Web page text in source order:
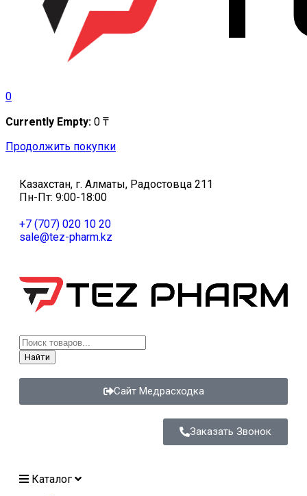
0
Currently Empty: 0 ₸
Продолжить покупки
Казахстан, г. Алматы, Радостовца 211
Пн-Пт: 9:00-18:00
+7 (707) 020 10 20
sale@tez-pharm.kz
Найти
Сайт Медрасходка
Заказать Звонок
Каталог